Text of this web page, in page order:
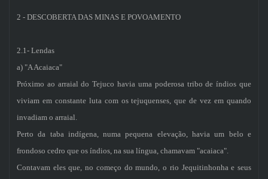
2 - DESCOBERTA DAS MINAS E POVOAMENTO
2.1- Lendas
a) "A Acaiaca"
Próximo ao arraial do Tejuco havia uma poderosa tribo de índios que
viviam em constante luta com os tejuquenses, que de vez em quando
invadiam o arraial.
Perto da taba indígena, numa pequena elevação, havia um belo e
frondoso cedro que os índios, na sua língua, chamavam "acaiaca".
Contavam eles que, no começo do mundo, o rio Jequitinhonha e seus